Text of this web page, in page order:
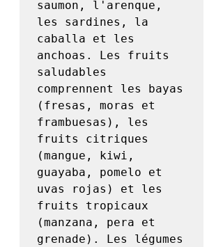
saumon, l'arenque,
les sardines, la
caballa et les
anchoas. Les fruits
saludables
comprennent les bayas
(fresas, moras et
frambuesas), les
fruits citriques
(mangue, kiwi,
guayaba, pomelo et
uvas rojas) et les
fruits tropicaux
(manzana, pera et
grenade). Les légumes